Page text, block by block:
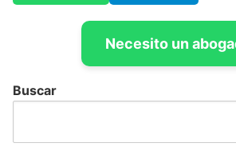
Necesito un
Buscar